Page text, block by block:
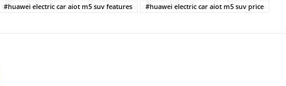
#huawei electric car aiot m5 suv features #huawei electric car aiot m5 suv price